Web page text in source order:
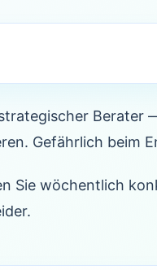
Berater
Gefährlich beim
Sie wöchentlich